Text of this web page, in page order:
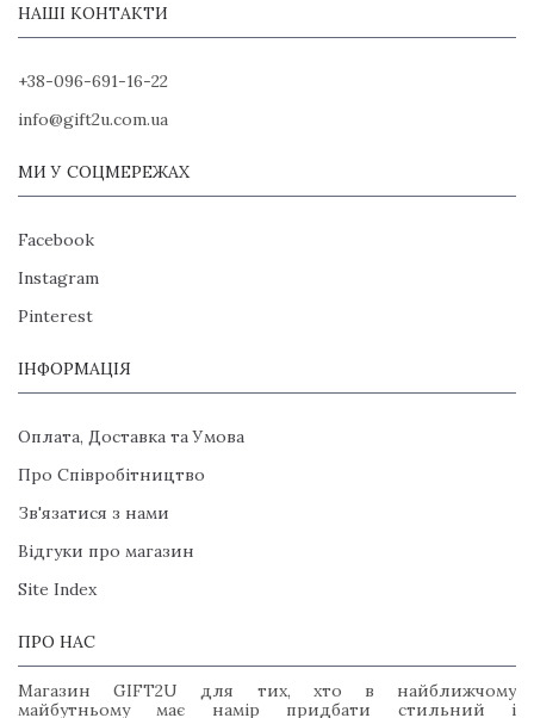
НАШІ КОНТАКТИ
+38-096-691-16-22
info@gift2u.com.ua
МИ У СОЦМЕРЕЖАХ
Facebook
Instagram
Pinterest
ІНФОРМАЦІЯ
Оплата, Доставка та Умова
Про Співробітництво
Зв'язатися з нами
Відгуки про магазин
Site Index
ПРО НАС
Магазин GIFT2U для тих, хто в найближчому
майбутньому має намір придбати стильний і